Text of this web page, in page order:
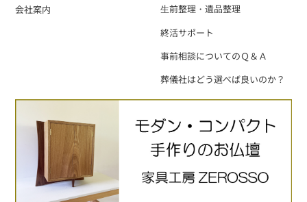
会社案内
⽣前整理・遺品整理
終活サポート
事前相談についてのＱ＆Ａ
葬儀社はどう選べば良いのか？